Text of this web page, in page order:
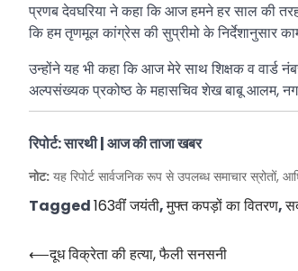
प्रणब देवघरिया ने कहा कि आज हमने हर साल की
कि हम तृणमूल कांग्रेस की सुप्रीमो के निर्देशानुसार
उन्होंने यह भी कहा कि आज मेरे साथ शिक्षक व वार्ड
अल्पसंख्यक प्रकोष्ठ के महासचिव शेख बाबू आलम,
रिपोर्ट: सारथी | आज की ताजा खबर
नोट: यह रिपोर्ट सार्वजनिक रूप से उपलब्ध समाचार
Tagged163वींं जयंती,मुफ्त कपड़ों का वितरण,
Post
⟵दूध विक्रेता की हत्या, फैली सनसनी